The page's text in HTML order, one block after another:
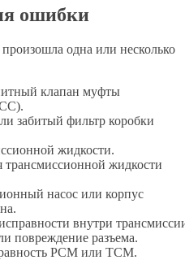
ошибки
одна или несколько
клапан муфты
забитый фильтр коробки
жидкости.
жидкости
насос или корпус
внутри
повреждение разъема.
PCM или TCM.